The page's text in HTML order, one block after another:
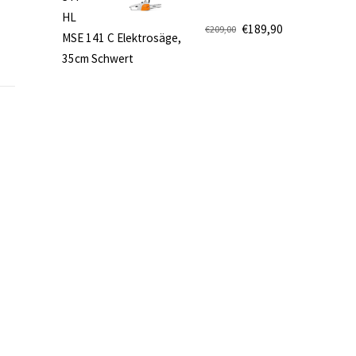
HL
MSE 141 C Elektrosäge,
35cm Schwert
€209,00
Ursprünglicher
Preis
€189,90
Aktueller
Preis